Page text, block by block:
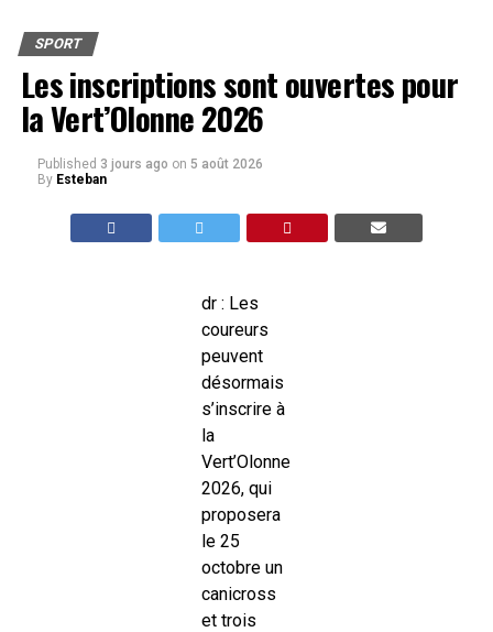
SPORT
Les inscriptions sont ouvertes pour
la Vert’Olonne 2026
Published 3 jours ago on 5 août 2026
By Esteban
dr : Les
coureurs
peuvent
désormais
s’inscrire à
la
Vert’Olonne
2026, qui
proposera
le 25
octobre un
canicross
et trois